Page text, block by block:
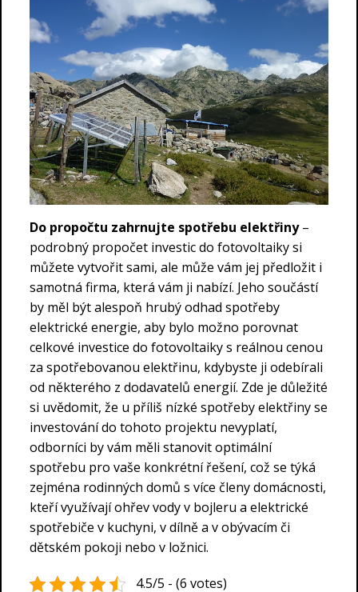
Do propočtu zahrnujte spotřebu elektřiny–
podrobný propočet investic do fotovoltaiky si
můžete vytvořit sami, ale může vám jej předložit i
samotná firma, která vám ji nabízí. Jeho součástí
by měl být alespoň hrubý odhad spotřeby
elektrické energie, aby bylo možno porovnat
celkové investice do fotovoltaiky s reálnou cenou
za spotřebovanou elektřinu, kdybyste ji odebírali
od některého z dodavatelů energií. Zde je důležité
si uvědomit, že u příliš nízké spotřeby elektřiny se
investování do tohoto projektu nevyplatí,
odborníci by vám měli stanovit optimální
spotřebu pro vaše konkrétní řešení, což se týká
zejména rodinných domů s více členy domácnosti,
kteří využívají ohřev vody v bojleru a elektrické
spotřebiče v kuchyni, v dílně a v obývacím či
dětském pokoji nebo v ložnici.
4.5/5 - (6 votes)